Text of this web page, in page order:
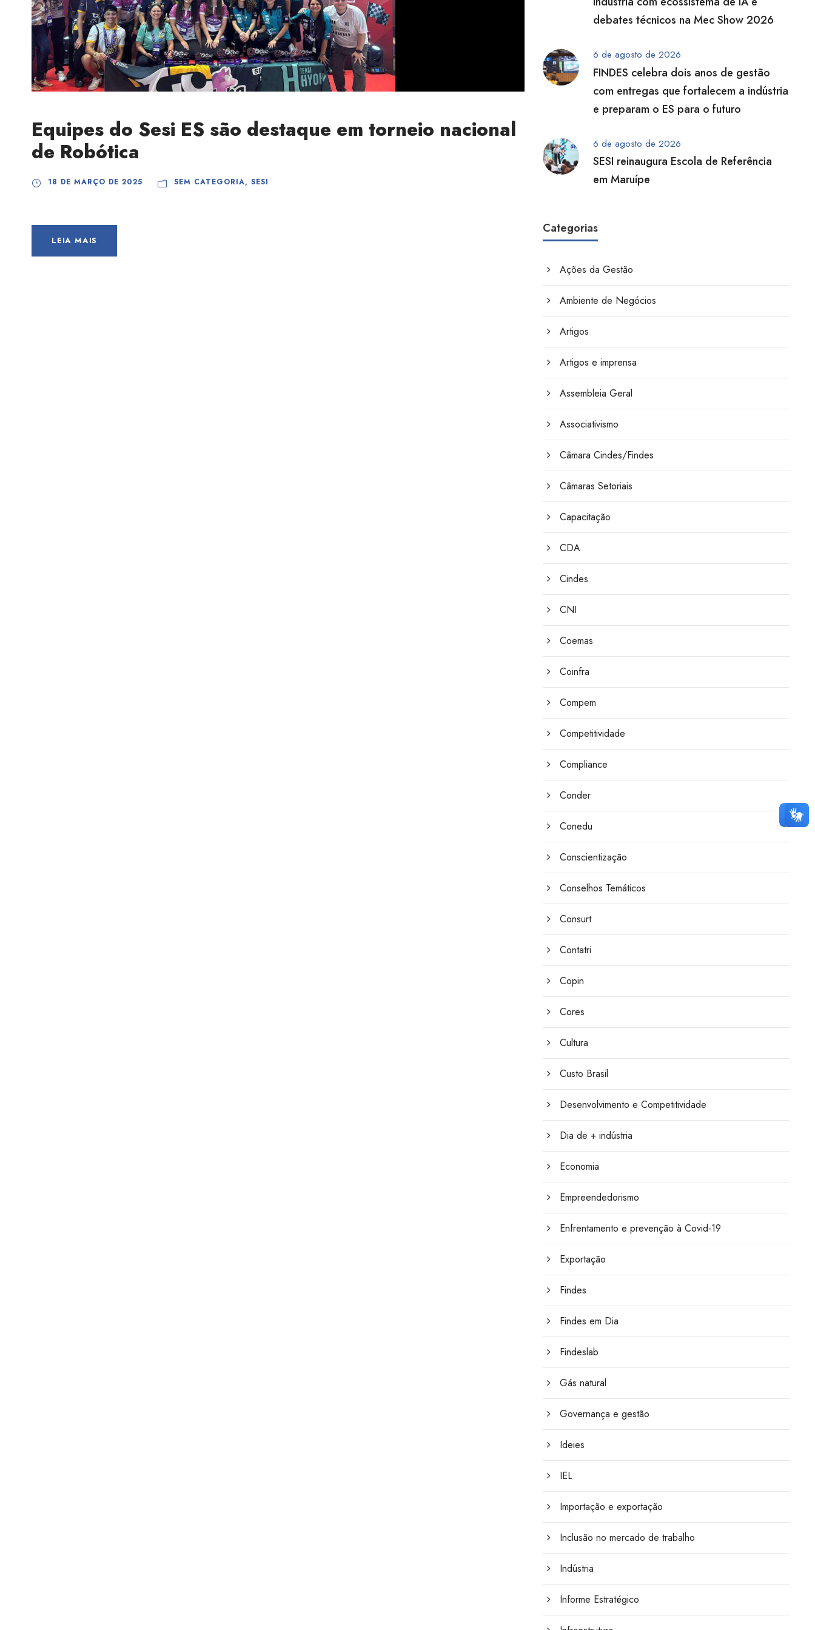
Equipes do Sesi ES são destaque em torneio nacional
de Robótica
18 DE MARÇO DE 2025 SEM CATEGORIA, SESI
LEIA MAIS
debates técnicos na Mec Show 2026
6 de agosto de 2026
FINDES celebra dois anos de gestão
com entregas que fortalecem a indústria
e preparam o ES para o futuro
6 de agosto de 2026
SESI reinaugura Escola de Referência
em Maruípe
Categorias
Ações da Gestão
Ambiente de Negócios
Artigos
Artigos e imprensa
Assembleia Geral
Associativismo
Câmara Cindes/Findes
Câmaras Setoriais
Capacitação
CDA
Cindes
CNI
Coemas
Coinfra
Compem
Competitividade
Compliance
Conder
Conedu
Conscientização
Conselhos Temáticos
Consurt
Contatri
Copin
Cores
Cultura
Custo Brasil
Desenvolvimento e Competitividade
Dia de + indústria
Economia
Empreendedorismo
Enfrentamento e prevenção à Covid-19
Exportação
Findes
Findes em Dia
Findeslab
Gás natural
Governança e gestão
Ideies
IEL
Importação e exportação
Inclusão no mercado de trabalho
Indústria
Informe Estratégico